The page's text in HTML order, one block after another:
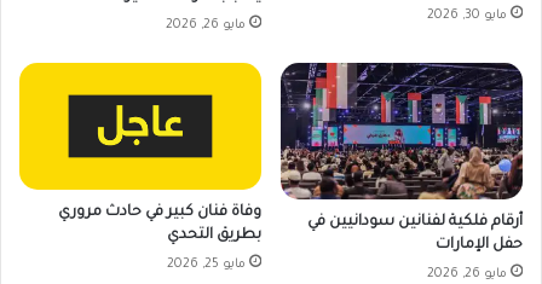
مايو 30, 2026
مايو 26, 2026
أرقام فلكية لفنانين سودانيين في
حفل الإمارات
مايو 26, 2026
وفاة فنان كبير في حادث مروري
بطريق التحدي
مايو 25, 2026